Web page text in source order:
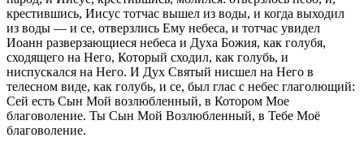
крестившись, Иисус тотчас вышел из воды, и когда выходил
из воды — и се, отверзлись Ему небеса, и тотчас увидел
Иоанн разверзающиеся небеса и Духа Божия, как голубя,
сходящего на Него, Который сходил, как голубь, и
ниспускался на Него. И Дух Святый нисшел на Него в
телесном виде, как голубь, и се, был глас с небес глаголющий:
Сей есть Сын Мой возлюбленный, в Котором Мое
благоволение. Ты Сын Мой Возлюбленный, в Тебе Моё
благоволение.